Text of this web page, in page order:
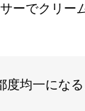
ーでクリー
度均一にな